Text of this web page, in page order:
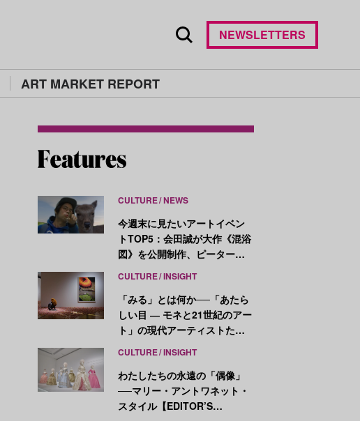
ART MARKET REPORT
NEWSLETTERS
CULTURE NEWS
今週末に見たいアートイベン
トTOP5：会田誠が大作《混浴
図》を公開制作、ピーター・
CULTURE INSIGHT
「みる」とは何か──「あたら
しい目 ― モネと21世紀のアー
ト」の現代アーティストたち
CULTURE INSIGHT
わたしたちの永遠の「偶像」
──マリー・アントワネット・
スタイル【EDITOR’S